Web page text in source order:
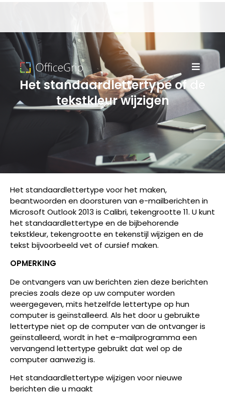
Het standaardlettertype of de
tekstkleur wijzigen
Het standaardlettertype voor het maken,
beantwoorden en doorsturen van e-mailberichten in
Microsoft Outlook 2013 is Calibri, tekengrootte 11. U kunt
het standaardlettertype en de bijbehorende
tekstkleur, tekengrootte en tekenstijl wijzigen en de
tekst bijvoorbeeld vet of cursief maken.
OPMERKING
De ontvangers van uw berichten zien deze berichten
precies zoals deze op uw computer worden
weergegeven, mits hetzelfde lettertype op hun
computer is geïnstalleerd. Als het door u gebruikte
lettertype niet op de computer van de ontvanger is
geïnstalleerd, wordt in het e-mailprogramma een
vervangend lettertype gebruikt dat wel op de
computer aanwezig is.
Het standaardlettertype wijzigen voor nieuwe
berichten die u maakt